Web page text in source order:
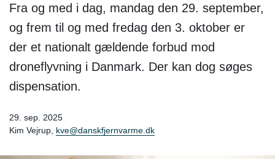
Fra og med i dag, mandag den 29. september,
og frem til og med fredag den 3. oktober er
der et nationalt gældende forbud mod
droneflyvning i Danmark. Der kan dog søges
dispensation.
29. sep. 2025
Kim Vejrup, kve@danskfjernvarme.dk